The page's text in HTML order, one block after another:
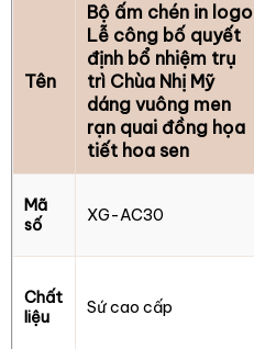
Tên
Bộ ấm chén in logo
Lễ công bố quyết
định bổ nhiệm trụ
trì Chùa Nhị Mỹ
dáng vuông men
rạn quai đồng họa
tiết hoa sen
Mã
số
XG-AC30
Chất
liệu
Sứ cao cấp